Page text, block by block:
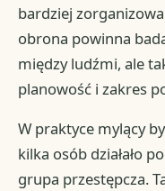
bardziej
obrona powinna
między ludźmi, ale
planowość i zakres
W praktyce mylący
kilka osób działało
grupa przestępcza.